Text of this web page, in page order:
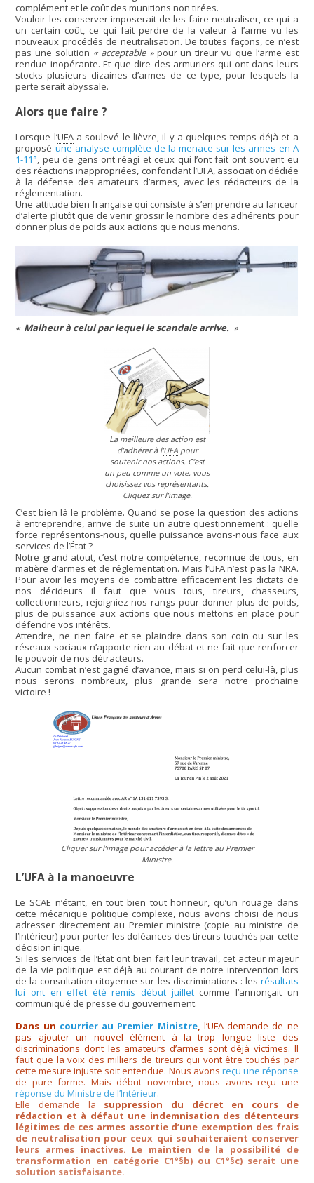
complément et le coût des munitions non tirées.
Vouloir les conserver imposerait de les faire neutraliser, ce qui a
un certain coût, ce qui fait perdre de la valeur à l’arme vu les
nouveaux procédés de neutralisation. De toutes façons, ce n’est
pas une solution « acceptable »pour un tireur vu que l’arme est
rendue inopérante. Et que dire des armuriers qui ont dans leurs
stocks plusieurs dizaines d’armes de ce type, pour lesquels la
perte serait abyssale.
Alors que faire ?
Lorsque l’UFAa soulevé le lièvre, il y a quelques temps déjà et a
proposé une analyse complète de la menace sur les armes en A
1-11°, peu de gens ont réagi et ceux qui l’ont fait ont souvent eu
des réactions inappropriées, confondant l’UFA, association dédiée
à la défense des amateurs d’armes, avec les rédacteurs de la
réglementation.
Une attitude bien française qui consiste à s’en prendre au lanceur
d’alerte plutôt que de venir grossir le nombre des adhérents pour
donner plus de poids aux actions que nous menons.
Malheur à celui par lequel le scandale arrive.
La meilleure des action est
d’adhérer à l’UFApour
soutenir nos actions. C’est
un peu comme un vote, vous
choisissez vos représentants.
Cliquez sur l’image.
C’est bien là le problème. Quand se pose la question des actions
à entreprendre, arrive de suite un autre questionnement : quelle
force représentons-nous, quelle puissance avons-nous face aux
services de l’État ?
Notre grand atout, c’est notre compétence, reconnue de tous, en
matière d’armes et de réglementation. Mais l’UFA n’est pas la NRA.
Pour avoir les moyens de combattre efficacement les dictats de
nos décideurs il faut que vous tous, tireurs, chasseurs,
collectionneurs, rejoigniez nos rangs pour donner plus de poids,
plus de puissance aux actions que nous mettons en place pour
défendre vos intérêts.
Attendre, ne rien faire et se plaindre dans son coin ou sur les
réseaux sociaux n’apporte rien au débat et ne fait que renforcer
le pouvoir de nos détracteurs.
Aucun combat n’est gagné d’avance, mais si on perd celui-là, plus
nous serons nombreux, plus grande sera notre prochaine
victoire !
Cliquer sur l’image pour accéder à la lettre au Premier
Ministre.
L’UFA à la manoeuvre
Le SCAE n’étant, en tout bien tout honneur, qu’un rouage dans
cette mécanique politique complexe, nous avons choisi de nous
adresser directement au Premier ministre (copie au ministre de
l’Intérieur) pour porter les doléances des tireurs touchés par cette
décision inique.
Si les services de l’État ont bien fait leur travail, cet acteur majeur
de la vie politique est déjà au courant de notre intervention lors
de la consultation citoyenne sur les discriminations : les résultats
lui ont en effet été remis début juilletcomme l’annonçait un
communiqué de presse du gouvernement.
Dans un courrier au Premier Ministre, l’UFA demande de ne
pas ajouter un nouvel élément à la trop longue liste des
discriminations dont les amateurs d’armes sont déjà victimes. Il
faut que la voix des milliers de tireurs qui vont être touchés par
cette mesure injuste soit entendue. Nous avons reçu une réponse
de pure forme. Mais début novembre, nous avons reçu une
réponse du Ministre de l’Intérieur.
Elle demande la suppression du décret en cours de
rédaction et à défaut une indemnisation des détenteurs
légitimes de ces armes assortie d’une exemption des frais
de neutralisation pour ceux qui souhaiteraient conserver
leurs armes inactives. Le maintien de la possibilité de
transformation en catégorie C1°§b) ou C1°§c) serait une
solution satisfaisante.